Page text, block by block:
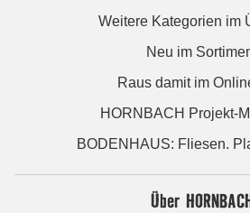
Weitere Kategorien im
Neu im
Raus damit im
HORNBACH Projekt-
BODENHAUS: Fliesen.
Über